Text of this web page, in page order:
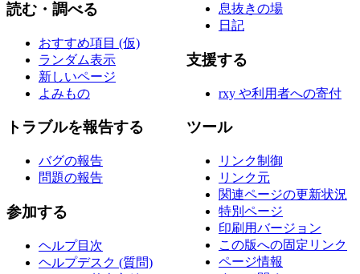
読む・調べる
おすすめ項目 (仮)
ランダム表示
新しいページ
よみもの
トラブルを報告する
バグの報告
問題の報告
参加する
ヘルプ目次
ヘルプデスク (質問)
息抜きの場
日記
支援する
rxy や利用者への寄付
ツール
リンク制御
リンク元
関連ページの更新状況
特別ページ
印刷用バージョン
この版への固定リンク
ページ情報